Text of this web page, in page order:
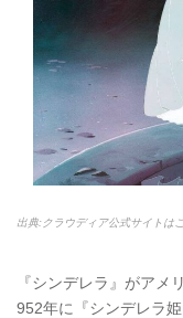
出典:クラウディア公式サイトは
『シンデレラ』がアメ
952年に『シンデレラ